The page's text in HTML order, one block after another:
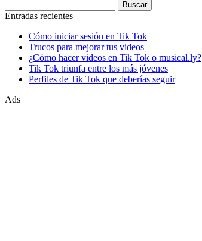
Entradas recientes
Cómo iniciar sesión en Tik Tok
Trucos para mejorar tus videos
¿Cómo hacer videos en Tik Tok o musical.ly?
Tik Tok triunfa entre los más jóvenes
Perfiles de Tik Tok que deberías seguir
Ads